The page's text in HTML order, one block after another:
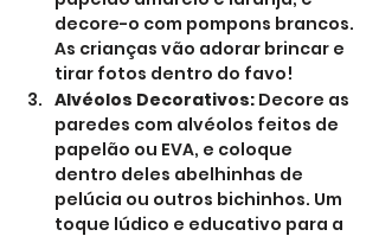
decore-o com pompons brancos.
As crianças vão adorar brincar e
tirar fotos dentro do favo!
Alvéolos Decorativos: Decore as
paredes com alvéolos feitos de
papelão ou EVA, e coloque
dentro deles abelhinhas de
pelúcia ou outros bichinhos. Um
toque lúdico e educativo para a